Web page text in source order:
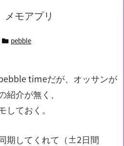
モアプリ
pebble
timeだが、オッサンが
介が無く、
ておく。
期してくれて（±2日間